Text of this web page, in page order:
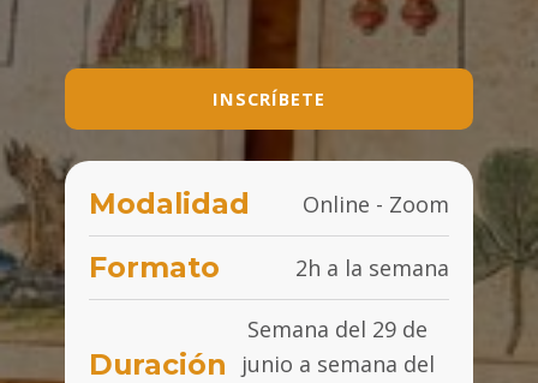
INSCRÍBETE
Modalidad Online - Zoom
Formato 2h a la semana
Duración
Semana del 29 de
junio a semana del